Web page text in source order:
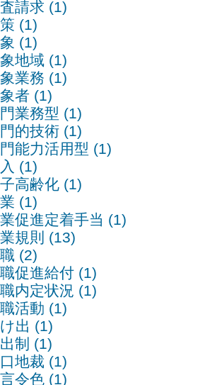
請求 (1)
(1)
(1)
地域 (1)
業務 (1)
者 (1)
業務型 (1)
的技術 (1)
能力活用型 (1)
(1)
高齢化 (1)
(1)
促進定着手当 (1)
規則 (13)
(2)
促進給付 (1)
内定状況 (1)
活動 (1)
出 (1)
制 (1)
地裁 (1)
令色 (1)